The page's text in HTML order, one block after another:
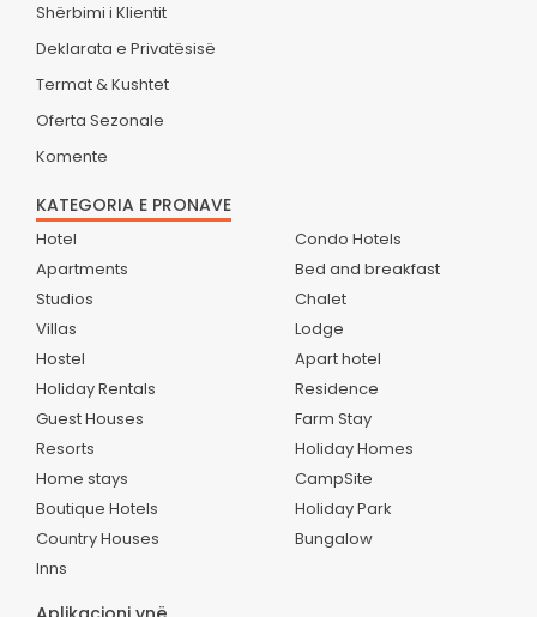
Shërbimi i Klientit
Deklarata e Privatësisë
Termat & Kushtet
Oferta Sezonale
Komente
KATEGORIA E PRONAVE
Hotel
Apartments
Studios
Villas
Hostel
Holiday Rentals
Guest Houses
Resorts
Home stays
Boutique Hotels
Country Houses
Inns
Condo Hotels
Bed and breakfast
Chalet
Lodge
Apart hotel
Residence
Farm Stay
Holiday Homes
CampSite
Holiday Park
Bungalow